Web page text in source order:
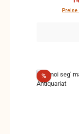
Preise
%Rabatt